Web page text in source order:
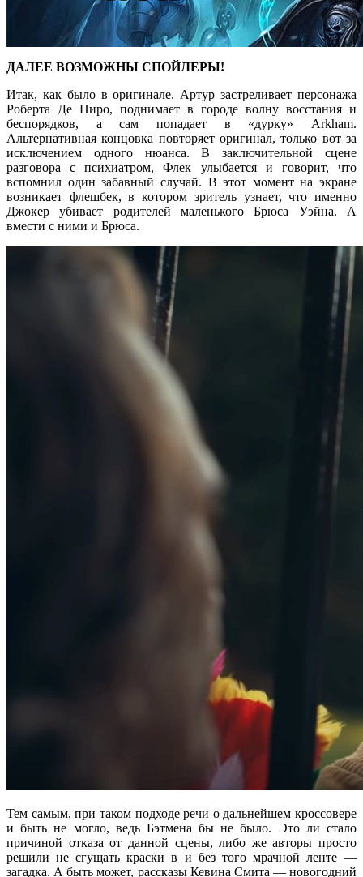
ДАЛЕЕ ВОЗМОЖНЫ СПОЙЛЕРЫ!
Итак, как было в оригинале. Артур застреливает персонажа
Роберта Де Ниро, поднимает в городе волну восстания и
беспорядков, а сам попадает в «дурку» Arkham.
Альтернативная концовка повторяет оригинал, только вот за
исключением одного нюанса. В заключительной сцене
разговора с психиатром, Флек улыбается и говорит, что
вспомнил один забавный случай. В этот момент на экране
возникает флешбек, в котором зритель узнает, что именно
Джокер убивает родителей маленького Брюса Уэйна. А
вмести с ними и Брюса.
Тем самым, при таком подходе речи о дальнейшем кроссовере
и быть не могло, ведь Бэтмена бы не было. Это ли стало
причиной отказа от данной сцены, либо же авторы просто
решили не сгущать краски в и без того мрачной ленте —
загадка. А быть может, рассказы Кевина Смита — новогодний